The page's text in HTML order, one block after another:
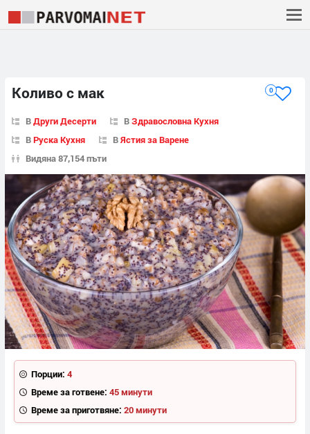
Коливо с мак 0
ВДруги Десерти ВЗдравословна Кухня
ВРуска Кухня ВЯстия за Варене
Видяна 87,154 пъти
Порции: 4
Време за готвене: 45 минути
Време за приготвяне: 20 минути